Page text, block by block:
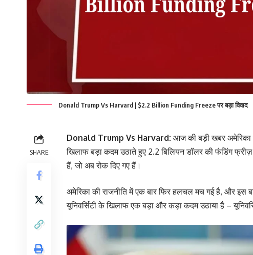
Donald Trump Vs Harvard | $2.2 Billion Funding Freeze पर बड़ा विवाद
SHARE
Donald Trump Vs Harvard: आज की बड़ी खबर अमेरिका
खिलाफ बड़ा कदम उठाते हुए 2.2 बिलियन डॉलर की फंडिंग
हैं, जो अब रोक दिए गए हैं।
अमेरिका की राजनीति में एक बार फिर हलचल मच गई है, और इस
यूनिवर्सिटी के खिलाफ एक बड़ा और कड़ा कदम उठाया है –